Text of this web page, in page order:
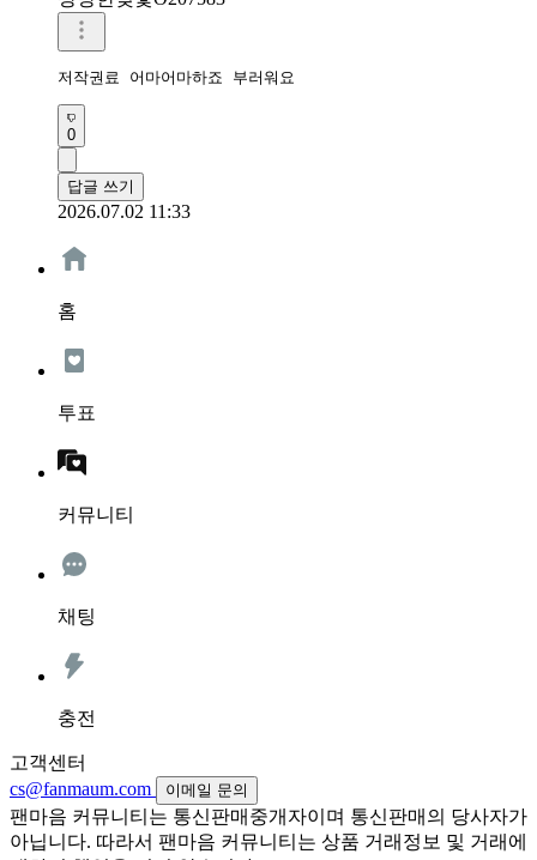
저작권료 어마어마하죠 부러워요
0
답글 쓰기
2026.07.02 11:33
홈
투표
커뮤니티
채팅
충전
고객센터
cs@fanmaum.com
이메일 문의
팬마음 커뮤니티는 통신판매중개자이며 통신판매의 당사자가
아닙니다. 따라서 팬마음 커뮤니티는 상품 거래정보 및 거래에